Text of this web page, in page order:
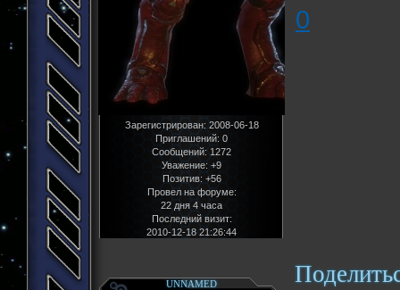
Зарегистрирован: 2008-06-18
Приглашений: 0
Сообщений: 1272
Уважение: +9
Позитив: +56
Провел на форуме:
22 дня 4 часа
Последний визит:
2010-12-18 21:26:44
0
UNNAMED